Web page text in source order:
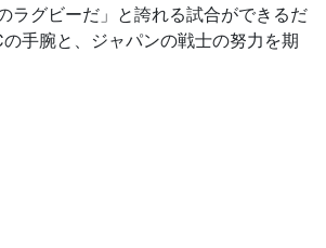
ラグビーだ」と誇れる試合ができるだ
手腕と、ジャパンの戦士の努力を期